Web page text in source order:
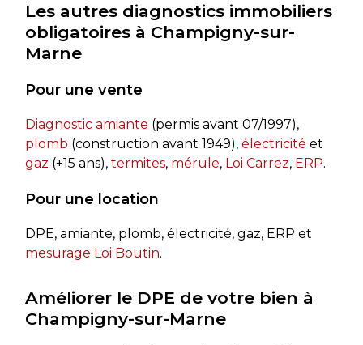
Les autres diagnostics immobiliers
obligatoires à Champigny-sur-
Marne
Pour une vente
Diagnostic amiante (permis avant 07/1997),
plomb (construction avant 1949), électricité et
gaz (+15 ans), termites, mérule, Loi Carrez, ERP.
Pour une location
DPE, amiante, plomb, électricité, gaz, ERP et
mesurage Loi Boutin.
Améliorer le DPE de votre bien à
Champigny-sur-Marne